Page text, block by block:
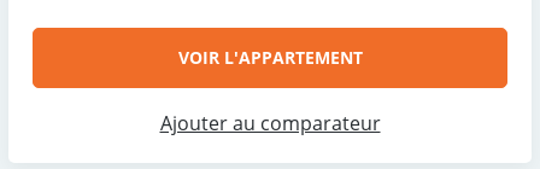
VOIR L'APPARTEMENT
Ajouter au comparateur